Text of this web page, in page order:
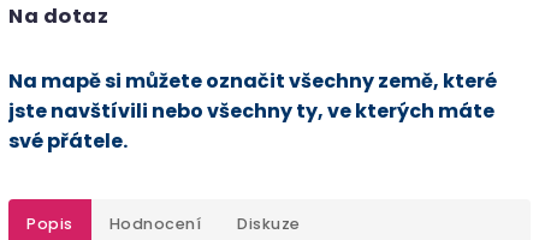
Na dotaz
Na mapě si můžete označit všechny země, které
jste navštívili nebo všechny ty, ve kterých máte
své přátele.
Popis Hodnocení Diskuze